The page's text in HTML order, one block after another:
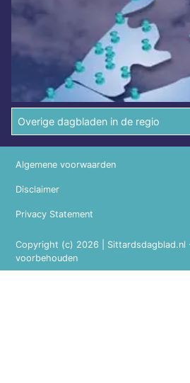
Overige dagbladen in de regio
Copyright (c) 2026 | Sittardsdagblad.nl
voorbehouden
Algemene voorwaarden
Disclaimer
Privacy Statement